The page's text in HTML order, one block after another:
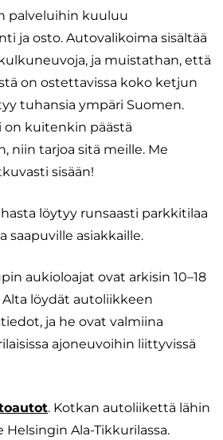
palveluihin kuuluu
ja osto. Autovalikoima sisältää
ja muistathan, että
on ostettavissa koko ketjun
tuhansia ympäri Suomen.
on kuitenkin päästä
niin tarjoa sitä meille. Me
sisään!
löytyy runsaasti parkkitilaa
saapuville asiakkaille.
aukioloajat ovat arkisin 10–18
Alta löydät autoliikkeen
ja he ovat valmiina
ajoneuvoihin liittyvissä
. Kotkan autoliikettä lähin
Ala-Tikkurilassa.